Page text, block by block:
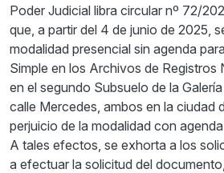
Poder Judicial libra circular nº 72/
que, a partir del 4 de junio de 2025,
modalidad presencial sin agenda
Simple en los Archivos de Registros
en el segundo Subsuelo de la
calle Mercedes, ambos en la ciudad
perjuicio de la modalidad con
A tales efectos, se exhorta a los
a efectuar la solicitud del